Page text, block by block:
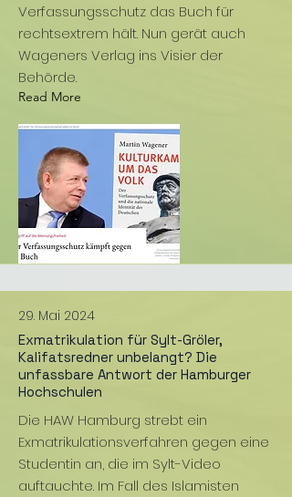
Verfassungsschutz das Buch für
rechtsextrem hält. Nun gerät auch
Wageners Verlag ins Visier der
Behörde.
Read More
29. Mai 2024
Exmatrikulation für Sylt-Gröler,
Kalifatsredner unbelangt? Die
unfassbare Antwort der Hamburger
Hochschulen
Die HAW Hamburg strebt ein
Exmatrikulationsverfahren gegen eine
Studentin an, die im Sylt-Video
auftauchte. Im Fall des Islamisten